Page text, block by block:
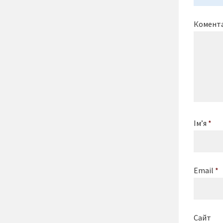
Ім’я *
Email *
Сайт